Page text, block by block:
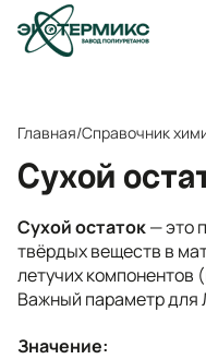
Главная/Справочник
Сухой
Сухой остаток— это
твёрдых веществ в
летучих компонентов
Важный параметр для
Значение: